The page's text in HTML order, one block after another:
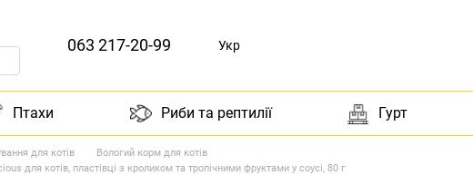
063 217-20-99 Укр
Птахи Риби та рептилії Гурт
для котів
Вологий корм для котів
для котів, пластівці з кроликом та тропічними фруктами у соусі, 80 г